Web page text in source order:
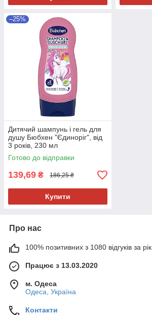
–25%
Дитячий шампунь і гель для
душу Бюбхен "Єдиноріг", від
3 років, 230 мл
Готово до відправки
139,69 ₴ 186,25 ₴
Купити
Про нас
100% позитивних з 1080 відгуків за рік
Працює з 13.03.2020
м. Одеса
Одеса, Україна
Контакти